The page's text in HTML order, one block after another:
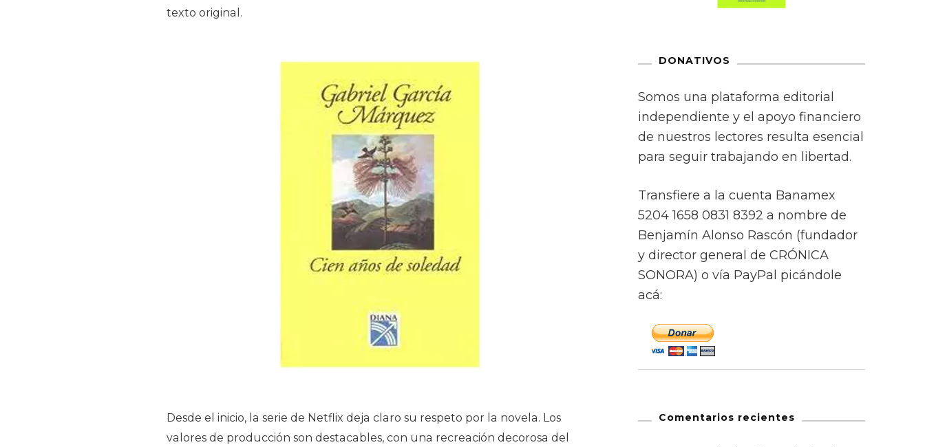
texto original.
Desde el inicio, la serie de Netflix deja claro su respeto por la novela. Los
valores de producción son destacables, con una recreación decorosa del
DONATIVOS
Somos una plataforma editorial
independiente y el apoyo financiero
de nuestros lectores resulta esencial
para seguir trabajando en libertad.
Transfiere a la cuenta Banamex
5204 1658 0831 8392 a nombre de
Benjamín Alonso Rascón (fundador
y director general de CRÓNICA
SONORA) o vía PayPal picándole
acá:
Comentarios recientes